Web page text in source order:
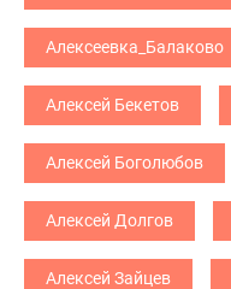
Алексеевка_Балаково
Алексей Бекетов
Алексей Боголюбов
Алексей Долгов
Алексей Зайцев